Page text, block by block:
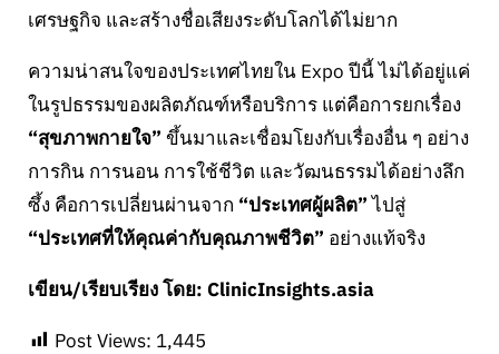
เศรษฐกิจ และสร้างชื่อเสียงระดับโลกได้ไม่ยาก
ความน่าสนใจของประเทศไทยใน Expo ปีนี้ ไม่ได้อยู่แค่
ในรูปธรรมของผลิตภัณฑ์หรือบริการ แต่คือการยกเรื่อง
“สุขภาพกายใจ” ขึ้นมาและเชื่อมโยงกับเรื่องอื่น ๆ อย่าง
การกิน การนอน การใช้ชีวิต และวัฒนธรรมได้อย่างลึก
ซึ้ง คือการเปลี่ยนผ่านจาก “ประเทศผู้ผลิต”ไปสู่
“ประเทศที่ให้คุณค่ากับคุณภาพชีวิต” อย่างแท้จริง
เขียน/เรียบเรียง โดย: ClinicInsights.asia
Post Views: 1,445